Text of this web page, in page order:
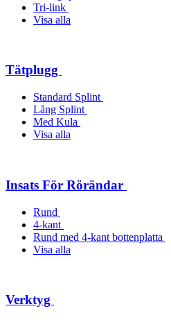
Tri-link
Visa alla
Tätplugg
Standard Splint
Lång Splint
Med Kula
Visa alla
Insats För Rörändar
Rund
4-kant
Rund med 4-kant bottenplatta
Visa alla
Verktyg